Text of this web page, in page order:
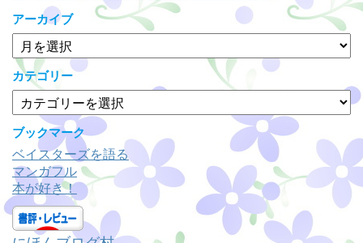
アーカイブ
ア
ー
カ
イ
ブ
カテゴリー
テ
ゴ
リ
ー
ブックマーク
ベイスターズを語る
マンガフル
本が好き！